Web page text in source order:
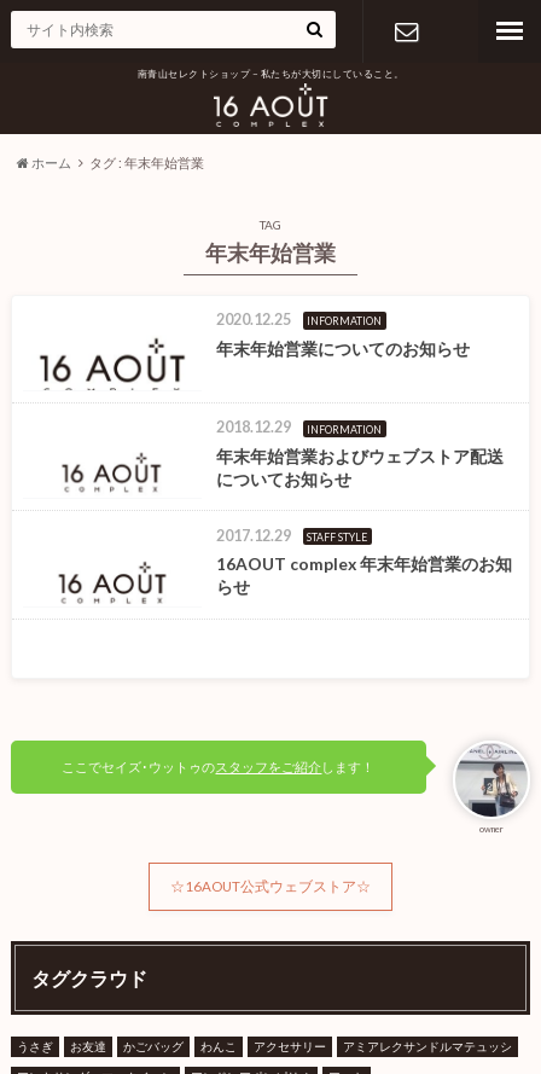
南青山セレクトショップ – 私たちが大切にしていること。
ホーム タグ : 年末年始営業
TAG
年末年始営業
2020.12.25 INFORMATION
年末年始営業についてのお知らせ
2018.12.29 INFORMATION
年末年始営業およびウェブストア配送
についてお知らせ
2017.12.29 STAFF STYLE
16AOUT complex 年末年始営業のお知
らせ
owner
ここでセイズ･ウットゥのスタッフをご紹介します！
☆16AOUT公式ウェブストア☆
タグクラウド
うさぎ お友達 かごバッグ わんこ アクセサリー アミアレクサンドルマテュッシ